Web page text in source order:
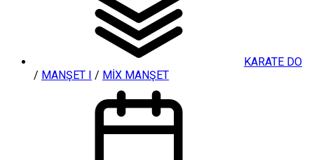
KARATE DO
/ MANŞET I / MİX MANŞET